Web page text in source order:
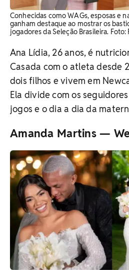
Conhecidas como WAGs, esposas e
ganham destaque ao mostrar os
jogadores da Seleção Brasileira. Foto:
Ana Lídia, 26 anos, é
Casada com o atleta desde
dois filhos e vivem em
Ela divide com os
jogos e o dia a dia da
Amanda Martins —